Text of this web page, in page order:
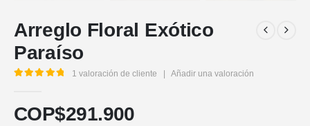
Arreglo Floral Exótico
Paraíso
1 valoración de cliente Añadir una valoración
COP$291.900